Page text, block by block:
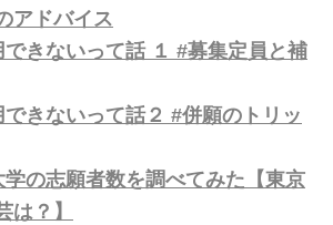
アドバイス
きないって話 １ #募集定員と補
きないって話２ #併願のトリッ
学の志願者数を調べてみた【東京
は？】